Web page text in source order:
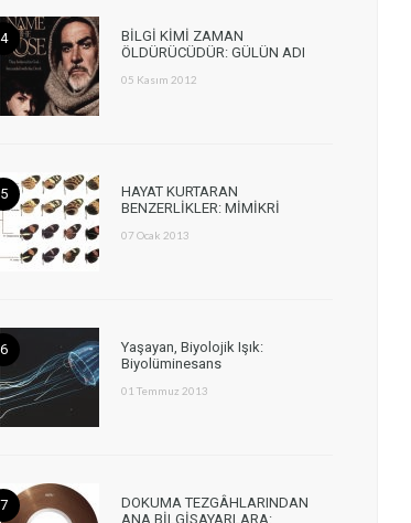
BİLGİ KİMİ ZAMAN
ÖLDÜRÜCÜDÜR: GÜLÜN ADI
05 Kasım 2012
HAYAT KURTARAN
BENZERLİKLER: MİMİKRİ
07 Ocak 2013
Yaşayan, Biyolojik Işık:
Biyolüminesans
01 Temmuz 2013
DOKUMA TEZGÂHLARINDAN
ANA BİLGİSAYARLARA: